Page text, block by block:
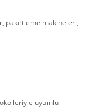
paketleme makineleri,
uyumlu